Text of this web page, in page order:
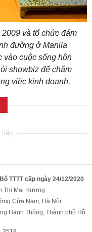
và tổ chức đám
đường ở Manila
vào cuộc sống hôn
showbiz để chăm
việc kinh doanh.
TTTT cấp ngày 24/12/2020
Thị Mai Hương
Cửa Nam, Hà Nội.
Hạnh Thông, Thành phố Hồ